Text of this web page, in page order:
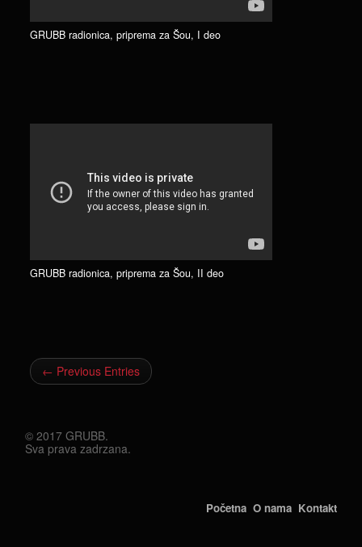
GRUBB radionica, priprema za Šou, I deo
GRUBB radionica, priprema za Šou, II deo
← Previous Entries
© 2017 GRUBB.
Sva prava zadrzana.
Početna O nama Kontakt